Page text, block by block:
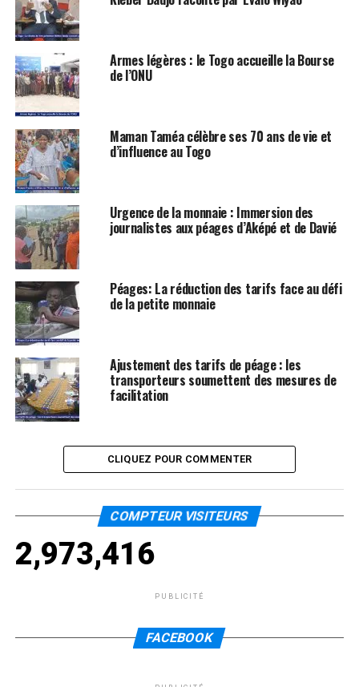
Armes légères : le Togo accueille la Bourse
de l’ONU
Maman Taméa célèbre ses 70 ans de vie et
d’influence au Togo
Urgence de la monnaie : Immersion des
journalistes aux péages d’Aképé et de Davié
Péages: La réduction des tarifs face au défi
de la petite monnaie
Ajustement des tarifs de péage : les
transporteurs soumettent des mesures de
facilitation
CLIQUEZ POUR COMMENTER
COMPTEUR VISITEURS
2,973,416
PUBLICITÉ
FACEBOOK